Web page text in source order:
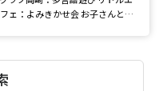
きかせ会 お子さんとい